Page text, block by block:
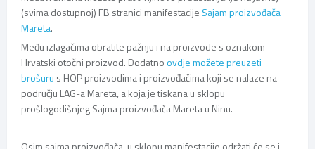
(svima dostupnoj) FB stranici manifestacije Sajam proizvođača
Mareta.
Među izlagačima obratite pažnju i na proizvode s oznakom
Hrvatski otočni proizvod. Dodatnoovdje možete preuzeti
brošuru s HOP proizvodima i proizvođačima koji se nalaze na
području LAG-a Mareta, a koja je tiskana u sklopu
prošlogodišnjeg Sajma proizvođača Mareta u Ninu.